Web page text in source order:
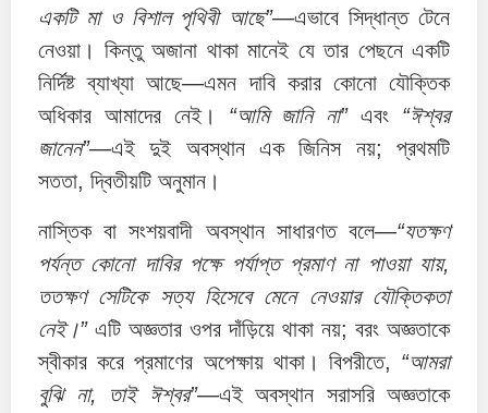
একটি মা ও বিশাল পৃথিবী আছে”—এভাবে সিদ্ধান্ত টেনে
নেওয়া। কিন্তু অজানা থাকা মানেই যে তার পেছনে একটি
নির্দিষ্ট ব্যাখ্যা আছে—এমন দাবি করার কোনো যৌক্তিক
অধিকার আমাদের নেই। “আমি জানি না”এবং “ঈশ্বর
জানেন”—এই দুই অবস্থান এক জিনিস নয়; প্রথমটি
সততা, দ্বিতীয়টি অনুমান।
নাস্তিক বা সংশয়বাদী অবস্থান সাধারণত বলে—“যতক্ষণ
পর্যন্ত কোনো দাবির পক্ষে পর্যাপ্ত প্রমাণ না পাওয়া যায়,
ততক্ষণ সেটিকে সত্য হিসেবে মেনে নেওয়ার যৌক্তিকতা
নেই।”এটি অজ্ঞতার ওপর দাঁড়িয়ে থাকা নয়; বরং অজ্ঞতাকে
স্বীকার করে প্রমাণের অপেক্ষায় থাকা। বিপরীতে, “আমরা
বুঝি না, তাই ঈশ্বর”—এই অবস্থান সরাসরি অজ্ঞতাকে